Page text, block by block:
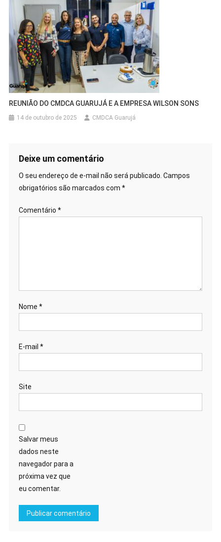
REUNIÃO DO CMDCA GUARUJÁ E A EMPRESA WILSON SONS
14 de outubro de 2025 CMDCA Guarujá
Deixe um comentário
O seu endereço de e-mail não será publicado. Campos
obrigatórios são marcados com *
Comentário *
Nome *
E-mail *
Site
Salvar meus
dados neste
navegador para a
próxima vez que
eu comentar.